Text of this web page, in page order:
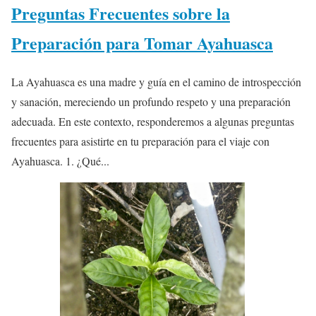
Preguntas Frecuentes sobre la
Preparación para Tomar Ayahuasca
La Ayahuasca es una madre y guía en el camino de introspección
y sanación, mereciendo un profundo respeto y una preparación
adecuada. En este contexto, responderemos a algunas preguntas
frecuentes para asistirte en tu preparación para el viaje con
Ayahuasca. 1. ¿Qué...